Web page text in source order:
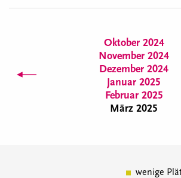
Oktober 2024
November 2024
Dezember 2024
Januar 2025
Februar 2025
März 2025
wenige